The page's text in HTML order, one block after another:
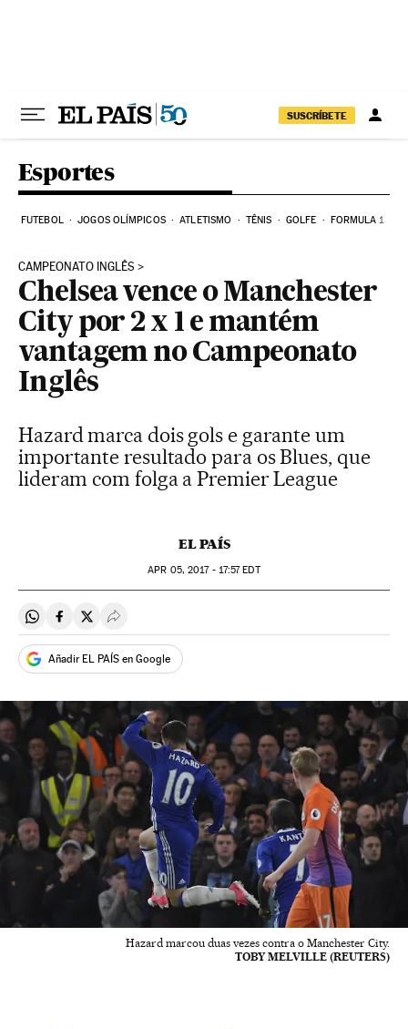
SUSCRÍBETE
Esportes
FUTEBOL JOGOS OLÍMPICOS ATLETISMO TÊNIS GOLFE FORMULA 1
CAMPEONATO INGLÊS
Chelsea vence o Manchester
City por 2 x 1 e mantém
vantagem no Campeonato
Inglês
Hazard marca dois gols e garante um
importante resultado para os Blues, que
lideram com folga a Premier League
EL PAÍS
APR 05, 2017 - 17:57EDT
Compartir en Whatsapp
Compartir en Facebook
Compartir en Twitter
Desplegar Redes Sociales
Añadir EL PAÍS en Google
Hazard marcou duas vezes contra o Manchester City.
TOBY MELVILLE (REUTERS)